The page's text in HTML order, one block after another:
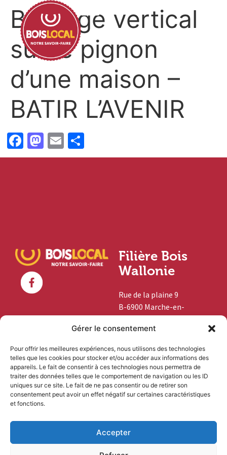
Gérer le consentement
Pour offrir les meilleures expériences, nous utilisons des technologies
telles que les cookies pour stocker et/ou accéder aux informations des
appareils. Le fait de consentir à ces technologies nous permettra de
traiter des données telles que le comportement de navigation ou les ID
uniques sur ce site. Le fait de ne pas consentir ou de retirer son
consentement peut avoir un effet négatif sur certaines caractéristiques
et fonctions.
Accepter
Bardage vertical
sur le pignon
d’une maison –
BATIR L’AVENIR
Facebook
Mastodon
Email
Filière Bois
Wallonie
Rue de la plaine 9
B-6900 Marche-en-
+32 (0)84 46 03 45
info@boislocal.be
Vous êtes